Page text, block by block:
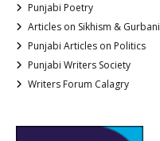
Punjabi Poetry
Articles on Sikhism & Gurbani
Punjabi Articles on Politics
Punjabi Writers Society
Writers Forum Calagry